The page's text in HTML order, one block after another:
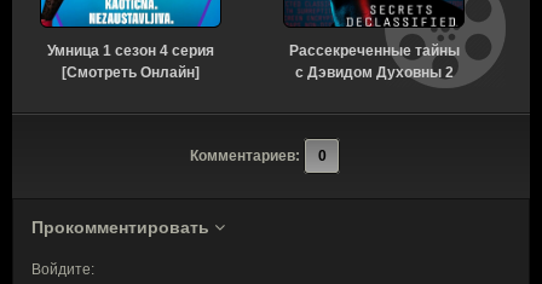
Умница 1 сезон 4 серия
[Смотреть Онлайн]
Рассекреченные тайны
с Дэвидом Духовны 2
[Смотреть Онлайн]
Комментариев: 0
Прокомментировать
Войдите: